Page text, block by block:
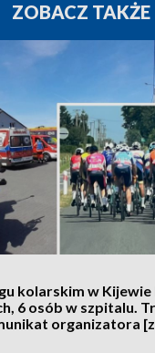
ZOBACZ TAKŻE
kolarskim w
6 osób w szpitalu.
organizatora